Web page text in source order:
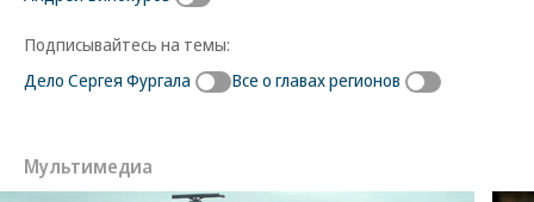
Подписывайтесь на темы:
Дело Сергея Фургала
Все о главах регионов
Мультимедиа